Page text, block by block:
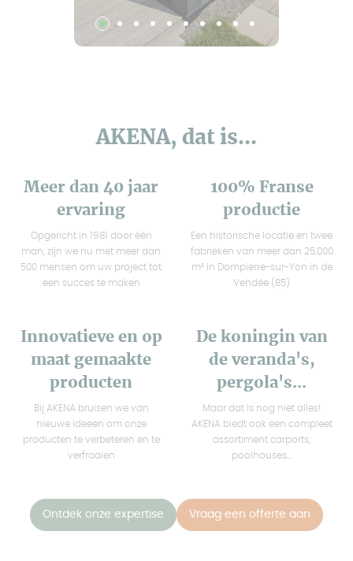
AKENA, dat is...
Meer dan 40 jaar
ervaring
Opgericht in 1981 door één
man, zijn we nu met meer dan
500 mensen om uw project tot
een succes te maken
100% Franse
productie
Een historische locatie en twee
fabrieken van meer dan 25.000
m² in Dompierre-sur-Yon in de
Vendée (85)
Innovatieve en op
maat gemaakte
producten
Bij AKENA bruisen we van
nieuwe ideeën om onze
producten te verbeteren en te
verfraaien
De koningin van
de veranda's,
pergola's...
Maar dat is nog niet alles!
AKENA biedt ook een compleet
assortiment carports,
poolhouses...
Ontdek onze expertise Vraag een offerte aan